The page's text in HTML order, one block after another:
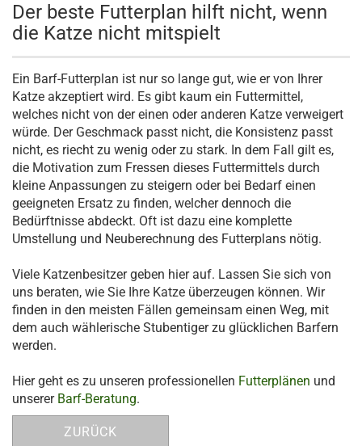
Der beste Futterplan hilft nicht, wenn
die Katze nicht mitspielt
Ein Barf-Futterplan ist nur so lange gut, wie er von Ihrer
Katze akzeptiert wird. Es gibt kaum ein Futtermittel,
welches nicht von der einen oder anderen Katze verweigert
würde. Der Geschmack passt nicht, die Konsistenz passt
nicht, es riecht zu wenig oder zu stark. In dem Fall gilt es,
die Motivation zum Fressen dieses Futtermittels durch
kleine Anpassungen zu steigern oder bei Bedarf einen
geeigneten Ersatz zu finden, welcher dennoch die
Bedürftnisse abdeckt. Oft ist dazu eine komplette
Umstellung und Neuberechnung des Futterplans nötig.
Viele Katzenbesitzer geben hier auf. Lassen Sie sich von
uns beraten, wie Sie Ihre Katze überzeugen können. Wir
finden in den meisten Fällen gemeinsam einen Weg, mit
dem auch wählerische Stubentiger zu glücklichen Barfern
werden.
Hier geht es zu unseren professionellen Futterplänen und
unserer Barf-Beratung.
ZURÜCK